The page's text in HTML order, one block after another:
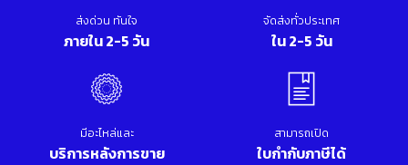
ส่งด่วน ทันใจ
ภายใน 2-5 วัน
จัดส่งทั่วประเทศ
ใน 2-5 วัน
มีอะไหล่และ
บริการหลังการขาย
สามารถเปิด
ใบกำกับภาษีได้